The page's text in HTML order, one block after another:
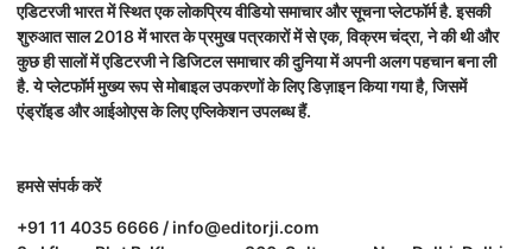
एडिटरजी भारत में स्थित एक लोकप्रिय वीडियो समाचार और सूचना प्लेटफॉर्म है. इसकी
शुरुआत साल 2018 में भारत के प्रमुख पत्रकारों में से एक, विक्रम चंद्रा, ने की थी और
कुछ ही सालों में एडिटरजी ने डिजिटल समाचार की दुनिया में अपनी अलग पहचान बना ली
है. ये प्लेटफॉर्म मुख्य रूप से मोबाइल उपकरणों के लिए डिज़ाइन किया गया है, जिसमें
एंड्रॉइड और आईओएस के लिए एप्लिकेशन उपलब्ध हैं.
हमसे संपर्क करें
+91 11 4035 6666 / info@editorji.com